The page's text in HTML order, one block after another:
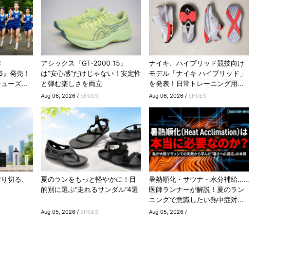
発売！
ーズ...
アシックス『GT-2000 15』
は“安心感”だけじゃない！安定性
と弾む楽しさを両立
Aug 06, 2026 / SHOES
ナイキ、ハイブリッド競技向け
モデル「ナイキ ハイブリッド」
を発表！日常トレーニング用...
Aug 06, 2026 / SHOES
切る、
夏のランをもっと軽やかに！目
的別に選ぶ“走れるサンダル”4選
Aug 05, 2026 / SHOES
暑熱順化・サウナ・水分補給……
医師ランナーが解説！夏のラン
ニングで意識したい熱中症対...
Aug 05, 2026 /